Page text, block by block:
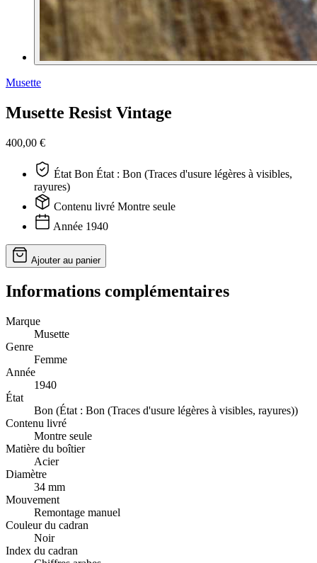
Musette
Musette Resist Vintage
400,00 €
État Bon État : Bon (Traces d'usure légères à visibles,
rayures)
Contenu livré Montre seule
Année 1940
Ajouter au panier
Informations complémentaires
Marque
Musette
Genre
Femme
Année
1940
État
Bon (État : Bon (Traces d'usure légères à visibles, rayures))
Contenu livré
Montre seule
Matière du boîtier
Acier
Diamètre
34 mm
Mouvement
Remontage manuel
Couleur du cadran
Noir
Index du cadran